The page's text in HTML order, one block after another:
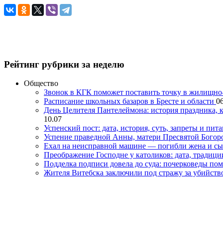
Рейтинг рубрики за неделю
Общество
Звонок в КГК поможет поставить точку в
Расписание школьных базаров в Бресте и области
День Целителя Пантелеймона: история праздника,
10.07
Успенский пост: дата, история, суть, запреты и
Успение праведной Анны, матери Пресвятой
Ехал на неисправной машине — погибли жена и
Преображение Господне у католиков: дата,
Подделка подписи довела до суда: почерковеды
Жителя Витебска заключили под стражу за